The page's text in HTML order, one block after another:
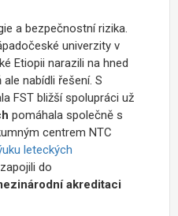
a bezpečnostní rizika.
univerzity v
Etiopii narazili na hned
nabídli řešení. S
FST bližší spolupráci už
pomáhala společně s
centrem NTC
leteckých
do
akreditaci